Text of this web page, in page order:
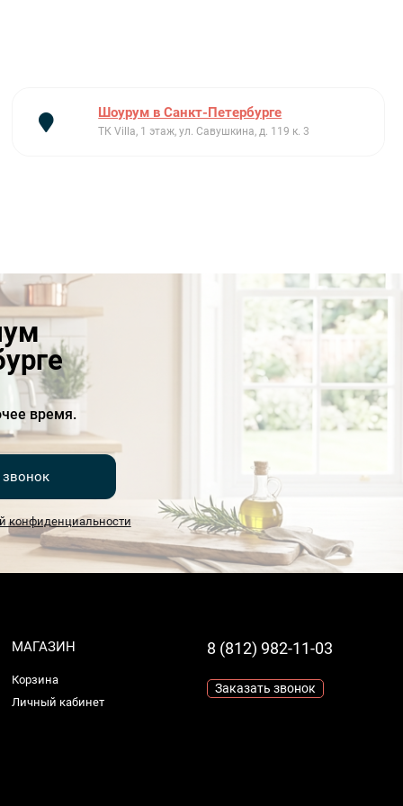
Шоурум в Санкт-Петербурге
ТК Villa, 1 этаж, ул. Савушкина, д. 119 к. 3
время.
звонок
конфиденциальности
МАГАЗИН
Корзина
Личный кабинет
8 (812) 982-11-03
Заказать звонок